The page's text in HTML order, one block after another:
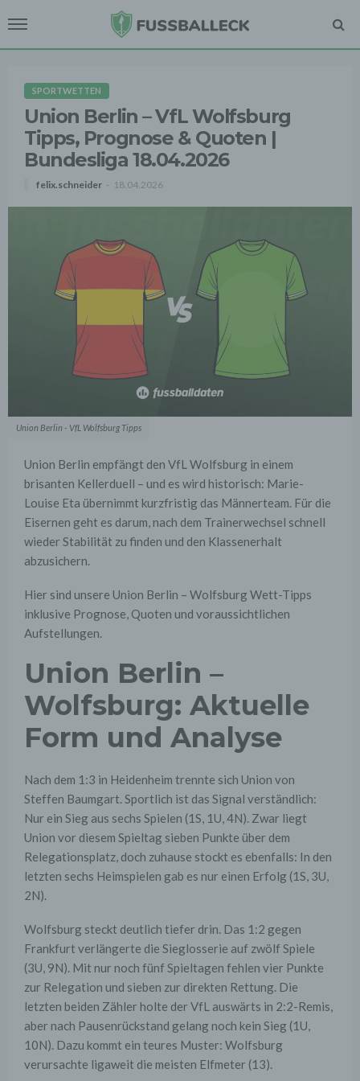
SPORTWETTEN
Union Berlin – VfL Wolfsburg
Tipps, Prognose & Quoten |
Bundesliga 18.04.2026
felix.schneider 18.04.2026
Union Berlin - VfL Wolfsburg Tipps
Union Berlin empfängt den VfL Wolfsburg in einem
brisanten Kellerduell – und es wird historisch: Marie-
Louise Eta übernimmt kurzfristig das Männerteam. Für die
Eisernen geht es darum, nach dem Trainerwechsel schnell
wieder Stabilität zu finden und den Klassenerhalt
abzusichern.
Hier sind unsere Union Berlin – Wolfsburg Wett-Tipps
inklusive Prognose, Quoten und voraussichtlichen
Aufstellungen.
Union Berlin –
Wolfsburg: Aktuelle
Form und Analyse
Nach dem 1:3 in Heidenheim trennte sich Union von
Steffen Baumgart. Sportlich ist das Signal verständlich:
Nur ein Sieg aus sechs Spielen (1S, 1U, 4N). Zwar liegt
Union vor diesem Spieltag sieben Punkte über dem
Relegationsplatz, doch zuhause stockt es ebenfalls: In den
letzten sechs Heimspielen gab es nur einen Erfolg (1S, 3U,
2N).
Wolfsburg steckt deutlich tiefer drin. Das 1:2 gegen
Frankfurt verlängerte die Sieglosserie auf zwölf Spiele
(3U, 9N). Mit nur noch fünf Spieltagen fehlen vier Punkte
zur Relegation und sieben zur direkten Rettung. Die
letzten beiden Zähler holte der VfL auswärts in 2:2-Remis,
aber nach Pausenrückstand gelang noch kein Sieg (1U,
10N). Dazu kommt ein teures Muster: Wolfsburg
verursachte ligaweit die meisten Elfmeter (13).